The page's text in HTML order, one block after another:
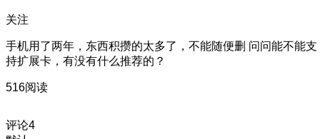
关注
手机用了两年，东西积攒的太多了，不能随便删 问问能不能支
持扩展卡，有没有什么推荐的？
516阅读
评论4